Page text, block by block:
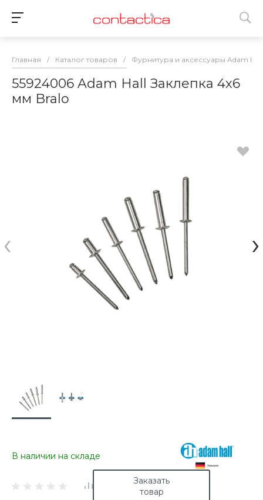
Главная / Каталог товаров / Фурнитура и аксессуары Adam Hall
55924006 Adam Hall Заклепка 4х6
мм Bralo
‹ ›
В наличии на складе
Заказать
товар